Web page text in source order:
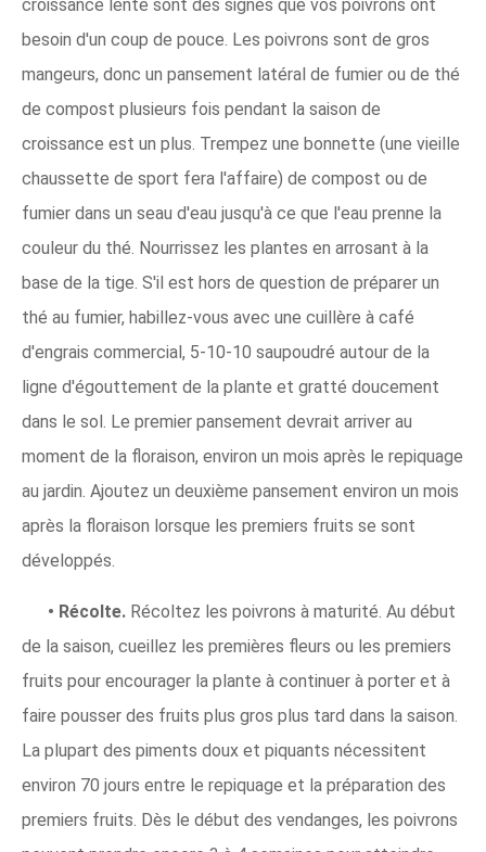
croissance lente sont des signes que vos poivrons ont
besoin d'un coup de pouce. Les poivrons sont de gros
mangeurs, donc un pansement latéral de fumier ou de thé
de compost plusieurs fois pendant la saison de
croissance est un plus. Trempez une bonnette (une vieille
chaussette de sport fera l'affaire) de compost ou de
fumier dans un seau d'eau jusqu'à ce que l'eau prenne la
couleur du thé. Nourrissez les plantes en arrosant à la
base de la tige. S'il est hors de question de préparer un
thé au fumier, habillez-vous avec une cuillère à café
d'engrais commercial, 5-10-10 saupoudré autour de la
ligne d'égouttement de la plante et gratté doucement
dans le sol. Le premier pansement devrait arriver au
moment de la floraison, environ un mois après le repiquage
au jardin. Ajoutez un deuxième pansement environ un mois
après la floraison lorsque les premiers fruits se sont
développés.
• Récolte. Récoltez les poivrons à maturité. Au début
de la saison, cueillez les premières fleurs ou les premiers
fruits pour encourager la plante à continuer à porter et à
faire pousser des fruits plus gros plus tard dans la saison.
La plupart des piments doux et piquants nécessitent
environ 70 jours entre le repiquage et la préparation des
premiers fruits. Dès le début des vendanges, les poivrons